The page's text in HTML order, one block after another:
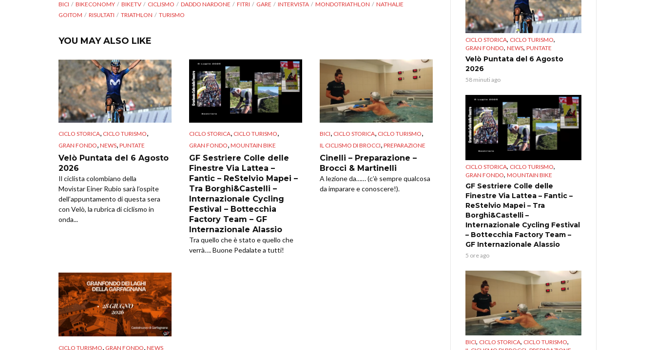
BICI BIKECONOMY BIKETV CICLISMO DADDO NARDONE FITRI GARE INTERVISTA MONDOTRIATHLON
NATHALIE
GOITOM
RISULTATI TRIATHLON TURISMO
YOU MAY ALSO LIKE
CICLO STORICA, CICLO TURISMO,
GRAN FONDO, NEWS, PUNTATE
Velò Puntata del 6 Agosto
2026
Il ciclista colombiano della
Movistar Einer Rubio sarà l’ospite
dell’appuntamento di questa sera
con Velò, la rubrica di ciclismo in
onda...
CICLO STORICA, CICLO TURISMO,
GRAN FONDO, MOUNTAIN BIKE
GF Sestriere Colle delle
Finestre Via Lattea –
Fantic – ReStelvio Mapei –
Tra Borghi&Castelli –
Internazionale Cycling
Festival – Bottecchia
Factory Team – GF
Internazionale Alassio
Tra quello che è stato e quello che
verrà…. Buone Pedalate a tutti!
BICI, CICLO STORICA, CICLO TURISMO,
IL CICLISMO DI BROCCI, PREPARAZIONE
Cinelli – Preparazione –
Brocci & Martinelli
A lezione da…… (c’è sempre qualcosa
da imparare e conoscere!).
CICLO TURISMO GRAN FONDO NEWS
CICLO STORICA, CICLO TURISMO,
GRAN FONDO, NEWS, PUNTATE
Velò Puntata del 6 Agosto
2026
58 minuti ago
CICLO STORICA, CICLO TURISMO,
GRAN FONDO, MOUNTAIN BIKE
GF Sestriere Colle delle
Finestre Via Lattea – Fantic –
ReStelvio Mapei – Tra
Borghi&Castelli –
Internazionale Cycling Festival
– Bottecchia Factory Team –
GF Internazionale Alassio
5 ore ago
BICI, CICLO STORICA, CICLO TURISMO,